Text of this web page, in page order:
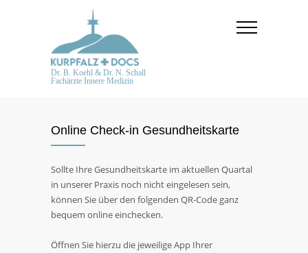
Dr. B. Koehl & Dr. N. Schall
Fachärzte Innere Medizin
Online Check-in Gesundheitskarte
Sollte Ihre Gesundheitskarte im aktuellen Quartal
in unserer Praxis noch nicht eingelesen sein,
können Sie über den folgenden QR-Code ganz
bequem online einchecken.
Öffnen Sie hierzu die jeweilige App Ihrer